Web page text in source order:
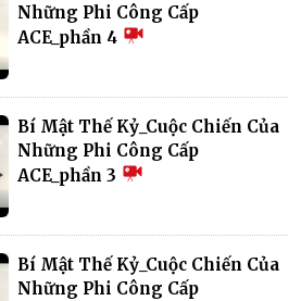
Những Phi Công Cấp
ACE_phần 4
Bí Mật Thế Kỷ_Cuộc Chiến Của
Những Phi Công Cấp
ACE_phần 3
Bí Mật Thế Kỷ_Cuộc Chiến Của
Những Phi Công Cấp